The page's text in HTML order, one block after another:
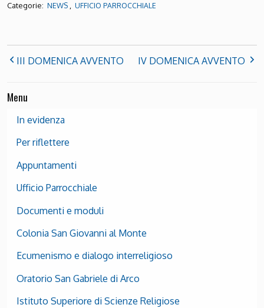
Categorie: NEWS , UFFICIO PARROCCHIALE
III DOMENICA AVVENTO IV DOMENICA AVVENTO
Menu
In evidenza
Per riflettere
Appuntamenti
Ufficio Parrocchiale
Documenti e moduli
Colonia San Giovanni al Monte
Ecumenismo e dialogo interreligioso
Oratorio San Gabriele di Arco
Istituto Superiore di Scienze Religiose